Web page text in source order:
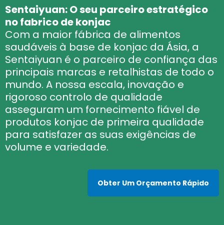
Obter Um Orçamento Rápido
Sentaiyuan: O seu parceiro estratégico
no fabrico de konjac
Com a maior fábrica de alimentos
saudáveis à base de konjac da Ásia, a
Sentaiyuan é o parceiro de confiança das
principais marcas e retalhistas de todo o
mundo. A nossa escala, inovação e
rigoroso controlo de qualidade
asseguram um fornecimento fiável de
produtos konjac de primeira qualidade
para satisfazer as suas exigências de
volume e variedade.